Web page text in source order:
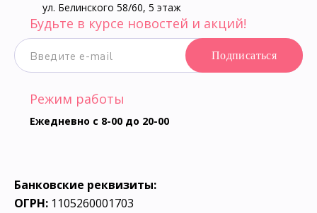
ул. Белинского 58/60, 5 этаж
Будьте в курсе новостей и акций!
Подписаться
Режим работы
Ежедневно с 8-00 до 20-00
Банковские реквизиты:
ОГРН: 1105260001703